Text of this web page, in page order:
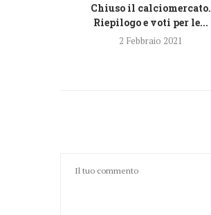
Chiuso il calciomercato.
Riepilogo e voti per le...
2 Febbraio 2021